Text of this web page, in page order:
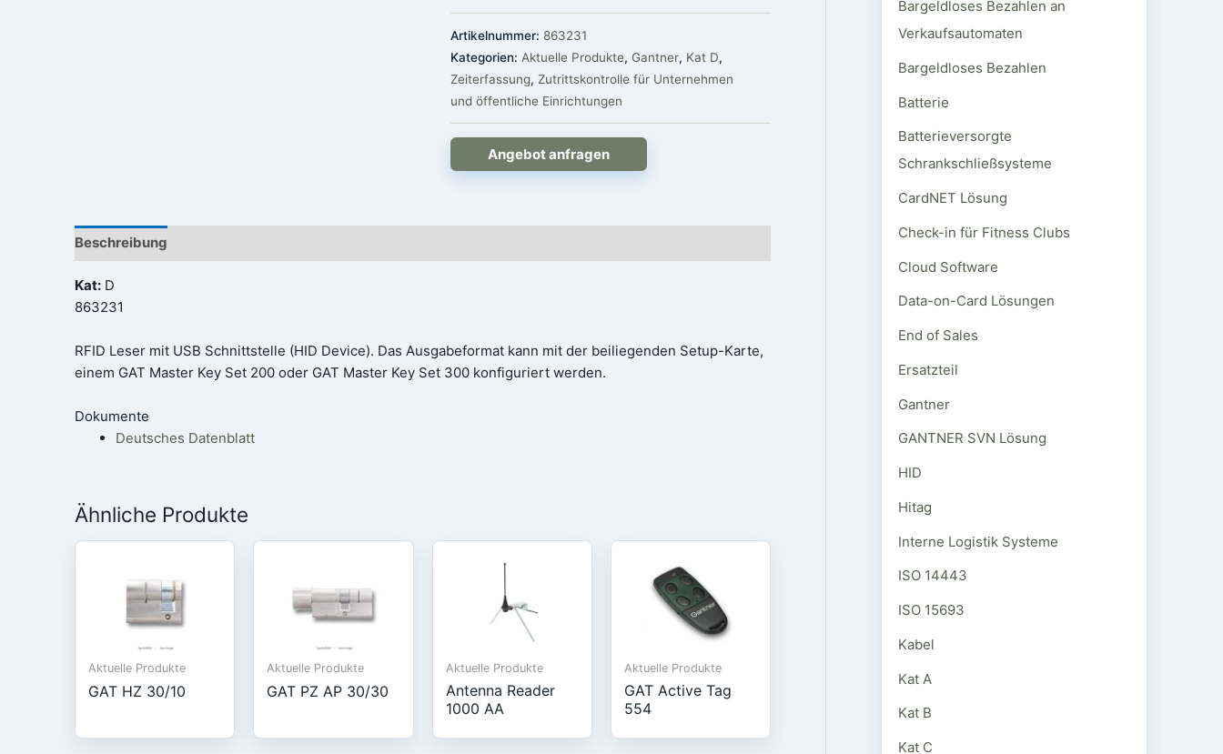
Artikelnummer: 863231
Kategorien: Aktuelle Produkte,Gantner, Kat D,
Zeiterfassung,Zutrittskontrolle für Unternehmen
und öffentliche Einrichtungen
Angebot anfragen
Beschreibung
Kat: D
863231
RFID Leser mit USB Schnittstelle (HID Device). Das Ausgabeformat kann mit der beiliegenden Setup-Karte,
einem GAT Master Key Set 200 oder GAT Master Key Set 300 konfiguriert werden.
Dokumente
Deutsches Datenblatt
Ähnliche Produkte
Aktuelle Produkte
GAT HZ 30/10
Aktuelle Produkte
GAT PZ AP 30/30
Aktuelle Produkte
Antenna Reader
1000 AA
Aktuelle Produkte
GAT Active Tag
554
Bargeldloses Bezahlen an
Verkaufsautomaten
Bargeldloses Bezahlen
Batterie
Batterieversorgte
Schrankschließsysteme
CardNET Lösung
Check-in für Fitness Clubs
Cloud Software
Data-on-Card Lösungen
End of Sales
Ersatzteil
Gantner
GANTNER SVN Lösung
HID
Hitag
Interne Logistik Systeme
ISO 14443
ISO 15693
Kabel
Kat A
Kat B
Kat C